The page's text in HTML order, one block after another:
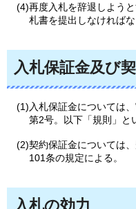
(4)再度入札を辞退しよう
札書を提出しなければな
入札保証金及び
(1)入札保証金については
第2号。以下「規則」と
(2)契約保証金については
101条の規定による。
入札の効力